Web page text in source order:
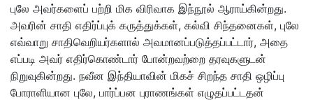
புலே அவர்களைப் பற்றி மிக விரிவாக இந்நூல் ஆராய்கின்றது.
அவரின் சாதி எதிர்ப்புக் கருத்துக்கள், கல்வி சிந்தனைகள், புலே
எவ்வாறு சாதிவெறியர்களால் அவமானப்படுத்தப்பட்டார், அதை
எப்படி அவர் எதிர்கொண்டார் போன்றவற்றை தரவுகளுடன்
நிறுவுகின்றது. நவீன இந்தியாவின் மிகச் சிறந்த சாதி ஒழிப்பு
போராளியான‌ புலே, பார்ப்பன புராணங்கள் எழுதப்பட்டதன்